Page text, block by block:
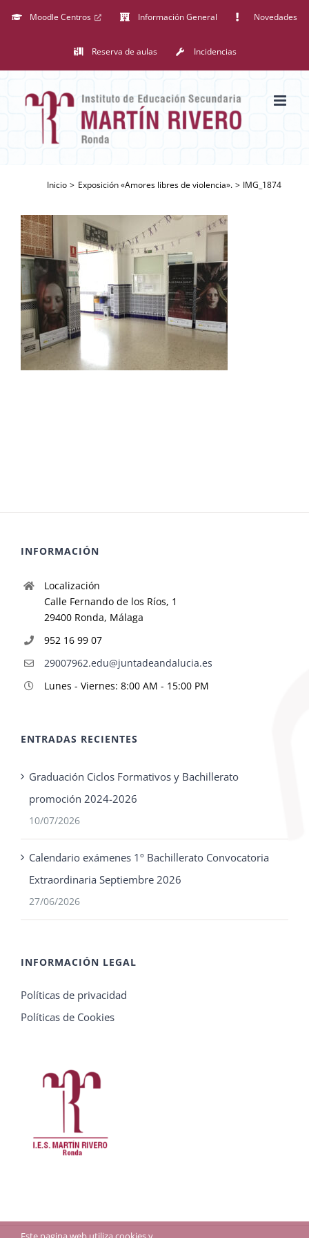
Saltar
Moodle Centros Información General Novedades
Reserva de aulas Incidencias
Inicio Exposición «Amores libres de violencia». IMG_1874
INFORMACIÓN
Localización
Calle Fernando de los Ríos, 1
29400 Ronda, Málaga
952 16 99 07
29007962.edu@juntadeandalucia.es
Lunes - Viernes: 8:00 AM - 15:00 PM
ENTRADAS RECIENTES
Graduación Ciclos Formativos y Bachillerato
promoción 2024-2026
10/07/2026
Calendario exámenes 1º Bachillerato Convocatoria
Extraordinaria Septiembre 2026
27/06/2026
INFORMACIÓN LEGAL
Políticas de privacidad
Políticas de Cookies